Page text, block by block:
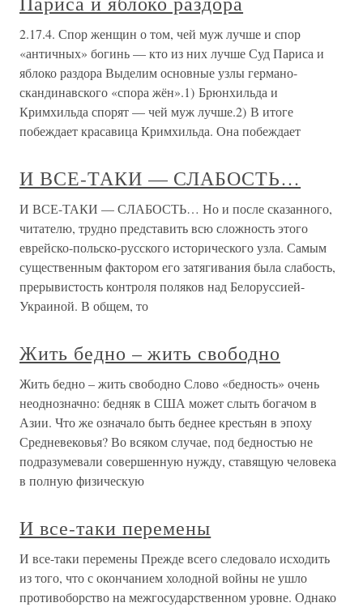
2.17.4. Спор женщин о том, чей муж лучше и спор
«античных» богинь — кто из них лучше Суд Париса и
яблоко раздора Выделим основные узлы германо-
скандинавского «спора жён».1) Брюнхильда и
Кримхильда спорят — чей муж лучше.2) В итоге
побеждает красавица Кримхильда. Она побеждает
И ВСЕ-ТАКИ — СЛАБОСТЬ…
И ВСЕ-ТАКИ — СЛАБОСТЬ… Но и после сказанного,
читателю, трудно представить всю сложность этого
еврейско-польско-русского исторического узла. Самым
существенным фактором его затягивания была слабость,
прерывистость контроля поляков над Белоруссией-
Украиной. В общем, то
Жить бедно – жить свободно
Жить бедно – жить свободно Слово «бедность» очень
неоднозначно: бедняк в США может слыть богачом в
Азии. Что же означало быть беднее крестьян в эпоху
Средневековья? Во всяком случае, под бедностью не
подразумевали совершенную нужду, ставящую человека
в полную физическую
И все-таки перемены
И все-таки перемены Прежде всего следовало исходить
из того, что с окончанием холодной войны не ушло
противоборство на межгосударственном уровне. Однако